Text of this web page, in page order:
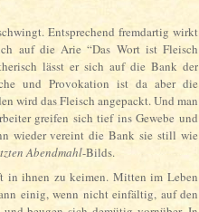
Entsprechend fremdartig wirkt
auf die Arie “Das Wort ist Fleisch
lässt er sich auf die Bank der
und Provokation ist da aber die
wird das Fleisch angepackt. Und man
greifen sich tief ins Gewebe und
wieder vereint die Bank sie still wie
Abendmahl-Bilds.
in ihnen zu keimen. Mitten im Leben
einig, wenn nicht einfältig, auf den